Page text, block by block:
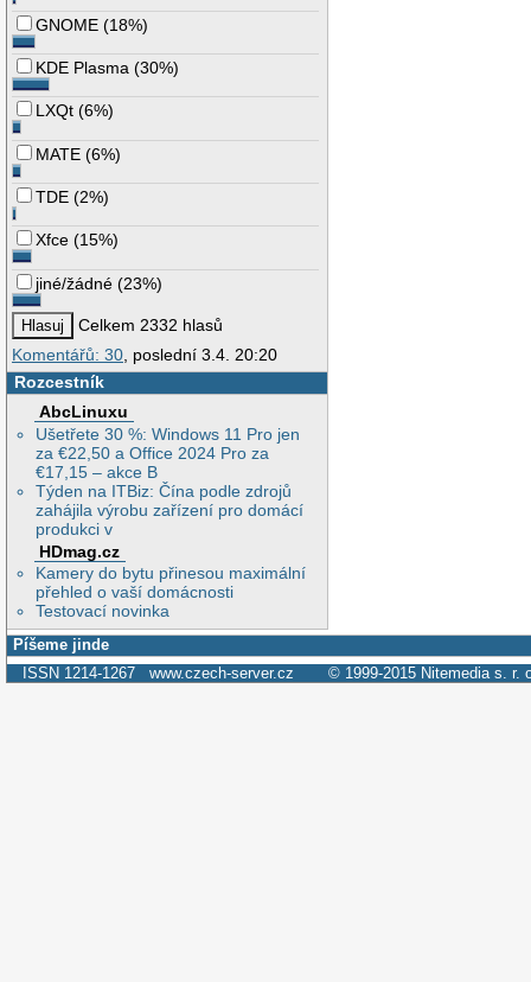
GNOME (18%)
KDE Plasma (30%)
LXQt (6%)
MATE (6%)
TDE (2%)
Xfce (15%)
jiné/žádné (23%)
Celkem 2332 hlasů
Komentářů: 30, poslední 3.4. 20:20
Rozcestník
AbcLinuxu
Ušetřete 30 %: Windows 11 Pro jen
za €22,50 a Office 2024 Pro za
€17,15 – akce B
Týden na ITBiz: Čína podle zdrojů
zahájila výrobu zařízení pro domácí
produkci v
HDmag.cz
Kamery do bytu přinesou maximální
přehled o vaší domácnosti
Testovací novinka
Píšeme jinde
ISSN 1214-1267 www.czech-server.cz © 1999-2015 Nitemedia s. r.